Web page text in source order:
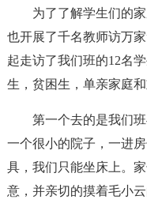
为了了解学生们的
也开展了千名教师访万
起走访了我们班的12名
生，贫困生，单亲家庭和
第一个去的是我们
一个很小的院子，一进
具，我们只能坐床上。
意，并亲切的摸着毛小